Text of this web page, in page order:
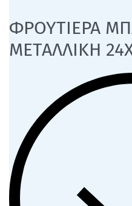
ΦΡΟΥΤΙΕΡΑ
ΜΕΤΑΛΛΙΚΗ